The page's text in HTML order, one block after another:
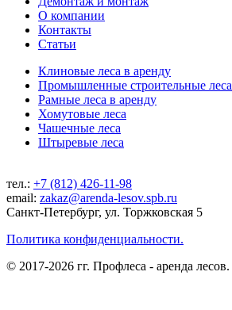
О компании
Контакты
Статьи
Клиновые леса в аренду
Промышленные строительные леса
Рамные леса в аренду
Хомутовые леса
Чашечные леса
Штыревые леса
тел.: +7 (812) 426-11-98
email: zakaz@arenda-lesov.spb.ru
Санкт-Петербург, ул. Торжковская 5
Политика конфиденциальности.
© 2017-2026 гг. Профлеса - аренда лесов.